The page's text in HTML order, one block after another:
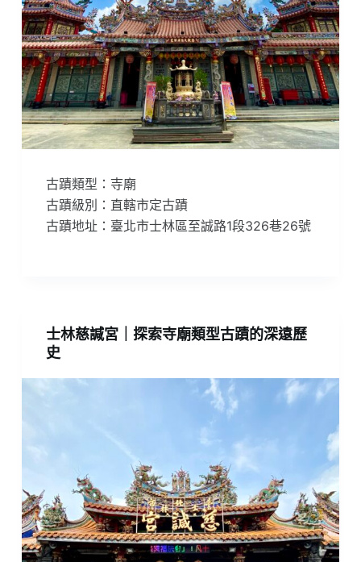
古蹟類型：寺廟
古蹟級別：直轄市定古蹟
古蹟地址：臺北市士林區至誠路1段326巷26號
士林慈諴宮｜探索寺廟類型古蹟的深遠歷
史